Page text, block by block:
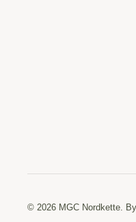
© 2026 MGC Nordkette.